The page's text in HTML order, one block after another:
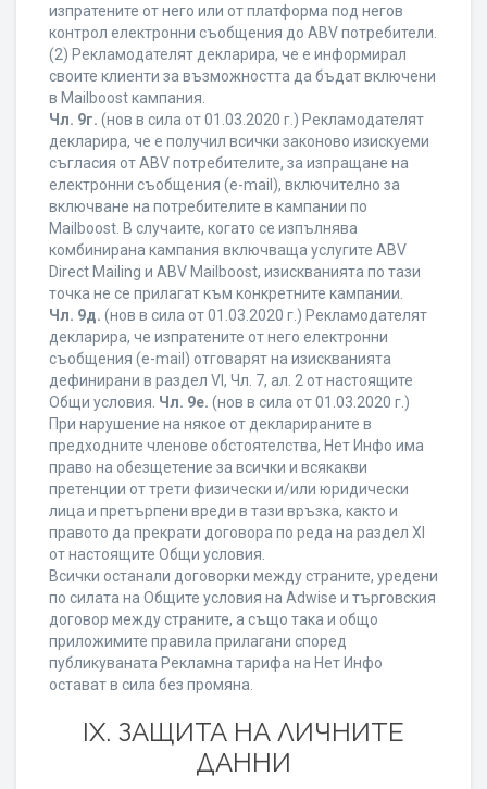
изпратените от него или от платформа под негов
контрол електронни съобщения до ABV потребители.
(2) Рекламодателят декларира, че е информирал
своите клиенти за възможността да бъдат включени
в Mailboost кампания.
Чл. 9г. (нов в сила от 01.03.2020 г.) Рекламодателят
декларира, че е получил всички законово изискуеми
съгласия от ABV потребителите, за изпращане на
електронни съобщения (e-mail), включително за
включване на потребителите в кампании по
Mailboost. В случаите, когато се изпълнява
комбинирана кампания включваща услугите ABV
Direct Mailing и ABV Mailboost, изискванията по тази
точка не се прилагат към конкретните кампании.
Чл. 9д. (нов в сила от 01.03.2020 г.) Рекламодателят
декларира, че изпратените от него електронни
съобщения (e-mail) отговарят на изискванията
дефинирани в раздел VI, Чл. 7, ал. 2 от настоящите
Общи условия. Чл. 9е. (нов в сила от 01.03.2020 г.)
При нарушение на някое от декларираните в
предходните членове обстоятелства, Нет Инфо има
право на обезщетение за всички и всякакви
претенции от трети физически и/или юридически
лица и претърпени вреди в тази връзка, както и
правото да прекрати договора по реда на раздел XI
от настоящите Общи условия.
Всички останали договорки между страните, уредени
по силата на Общите условия на Adwise и търговския
договор между страните, а също така и общо
приложимите правила прилагани според
публикуваната Рекламна тарифа на Нет Инфо
остават в сила без промяна.
IХ. ЗАЩИТА НА ЛИЧНИТЕ
ДАННИ